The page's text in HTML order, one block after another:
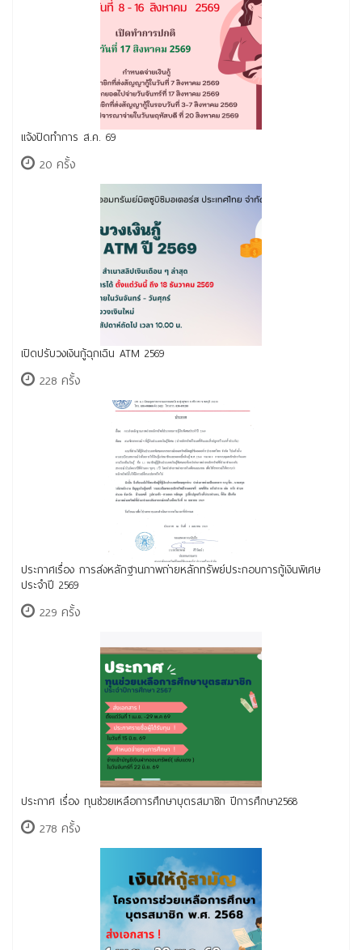
แจ้งปิดทำการ ส.ค. 69
20 ครั้ง
เปิดปรับวงเงินกู้ฉุกเฉิน ATM 2569
228 ครั้ง
ประกาศเรื่อง การส่งหลักฐานภาพถ่ายหลักทรัพย์ประกอบการกู้เงินพิเศษ
ประจำปี 2569
229 ครั้ง
ประกาศ เรื่อง ทุนช่วยเหลือการศึกษาบุตรสมาชิก ปีการศึกษา2568
278 ครั้ง